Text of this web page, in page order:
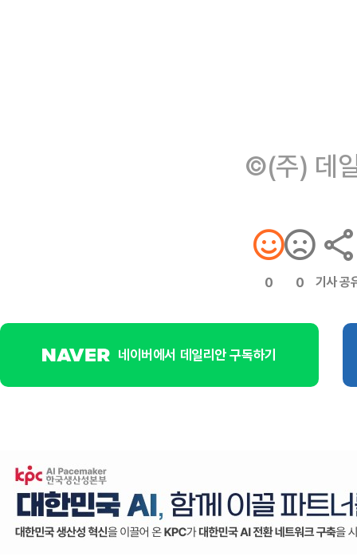
©(주) 데
0 0 기사 공
네이버에서 데일리안 구독하기